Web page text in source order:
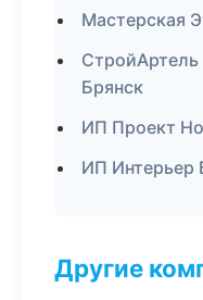
Мастерская
Брянск
ИП Проект
ИП Интерьер
Другие